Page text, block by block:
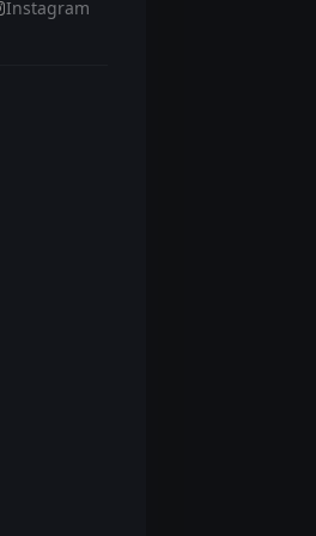
Instagram